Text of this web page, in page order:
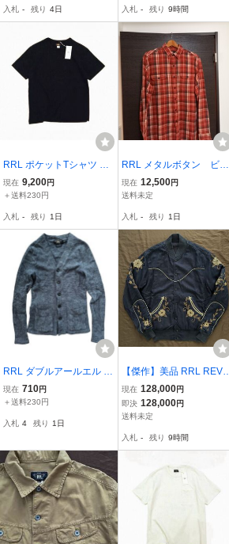
入札 - 残り 4日 入札 - 残り 9時間
RRL ポケットTシャツ ブ
ラック Lサイズ
現在 9,200円
＋送料230円
入札 - 残り 1日
RRL メタルボタン ビン
テージ加工 マチ付 ヘ
ビーネルシャツ sizeM
ルアールエル ラルフロ
ーレン ポロカン
現在 12,500円
送料未定
入札 - 残り 1日
RRL ダブルアールエル ウ
ール ニットカーディガン
XS グレー ラルフローレ
ージスタイル スウェッ
現在 710円
＋送料230円
入札 4 残り 1日
【傑作】美品 RRL REVE
RSIBLE TOUR JACKET
ダブルアールエル リバー
シブル インディゴ 花柄
スタジャン S
現在 128,000円
即決 128,000円
送料未定
入札 - 残り 9時間